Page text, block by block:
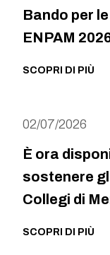
Bando per
ENPAM
SCOPRI DI PIÙ
02/07/2026
È ora
sostenere
Collegi di
SCOPRI DI PIÙ